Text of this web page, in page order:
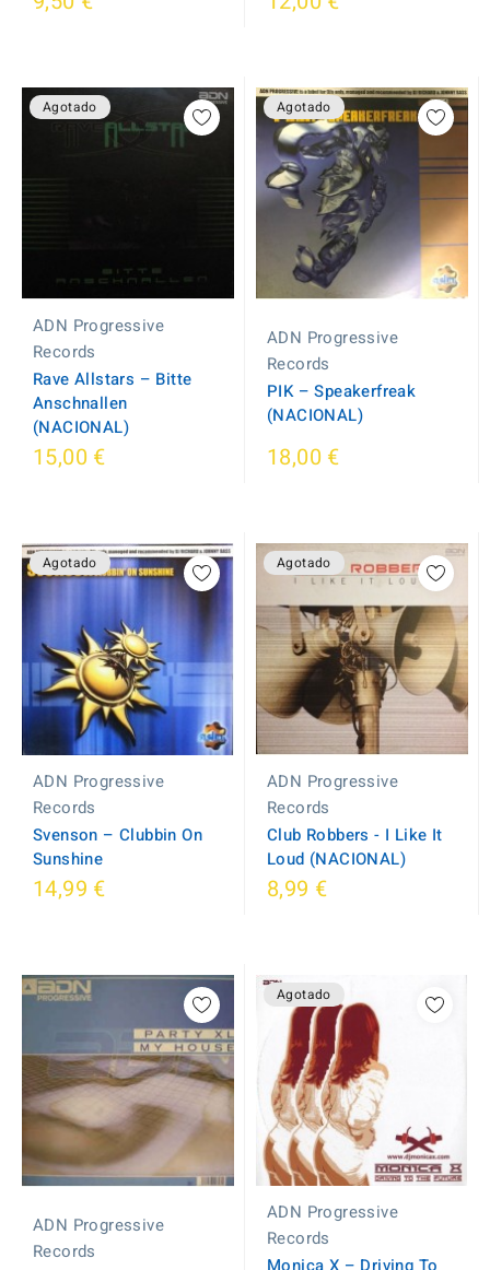
Agotado
ADN Progressive
Records
Rave Allstars ‎– Bitte
Anschnallen
(NACIONAL)
15,00 €
Agotado
ADN Progressive
Records
PIK ‎– Speakerfreak
(NACIONAL)
18,00 €
Agotado
ADN Progressive
Records
Svenson ‎– Clubbin On
Sunshine
14,99 €
Agotado
ADN Progressive
Records
Club Robbers - I Like It
Loud (NACIONAL)
8,99 €
ADN Progressive
Records
Agotado
ADN Progressive
Records